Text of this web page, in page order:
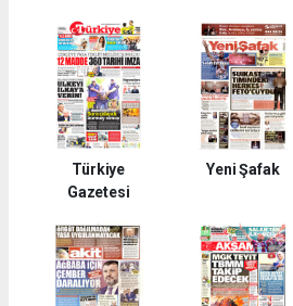
Türkiye
Gazetesi
Yeni Şafak